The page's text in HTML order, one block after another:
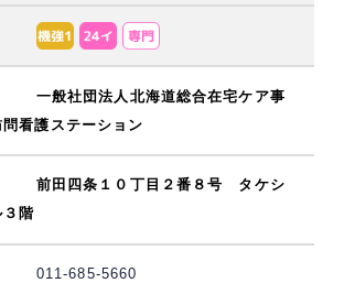
一般社団法人北海道総合在宅ケア事
看護ステーション
前田四条１０丁目２番８号 タケシ
３階
011-685-5660